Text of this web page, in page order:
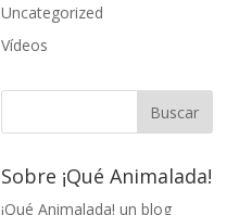
Uncategorized
Vídeos
Sobre ¡Qué Animalada!
¡Qué Animalada! un blog